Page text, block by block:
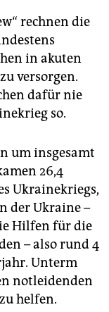
rechnen die
in akuten
versorgen.
dafür nie
so.
um insgesamt
26,4
Ukrainekriegs,
der Ukraine –
Hilfen für die
– also rund 4
Unterm
notleidenden
helfen.